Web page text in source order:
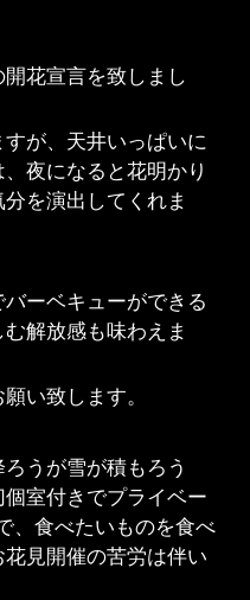
花宣言を致しまし
が、天井いっぱいに
夜になると花明かり
を演出してくれま
ーベキューができる
解放感も味わえま
い致します。
うが雪が積もろう
室付きでプライベー
、食べたいものを食べ
見開催の苦労は伴い